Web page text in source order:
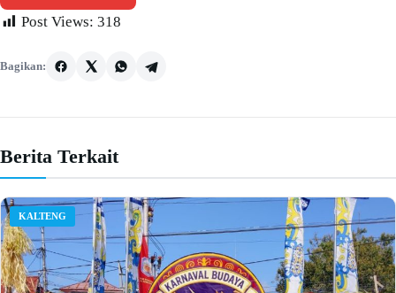
Post Views: 318
Bagikan:
Berita Terkait
KALTENG